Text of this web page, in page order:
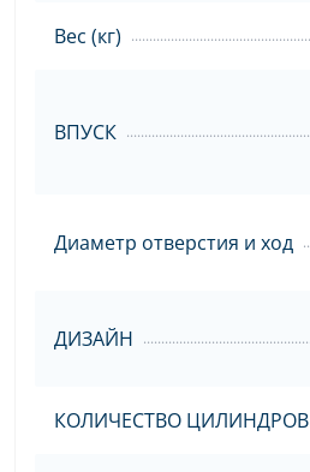
Вес (кг)
ВПУСК
Диаметр отверстия и ход
ДИЗАЙН
КОЛИЧЕСТВО ЦИЛИНДРОВ